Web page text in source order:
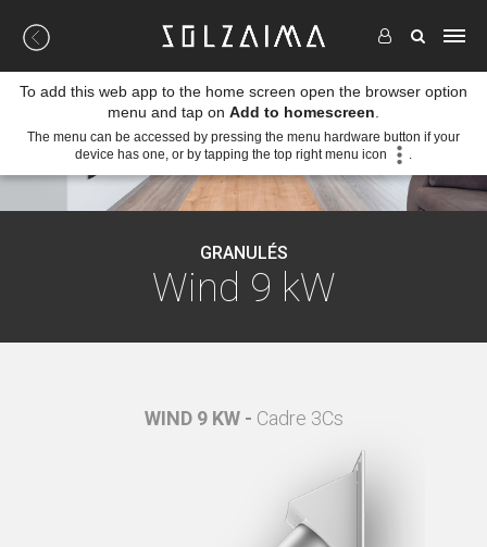
GRANULÉS
Wind 9 kW
WIND 9 KW - Cadre 3Cs
To add this web app to the home screen open the browser option
menu and tap on Add to homescreen
The menu can be accessed by pressing the menu hardware button if your
device has one, or by tapping the top right menu icon
.